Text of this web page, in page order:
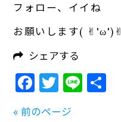
フォロー、イイね
お願いします( ✌︎'ω')✌︎
シェアする
Facebook
Twitter
Line
« 前のページ